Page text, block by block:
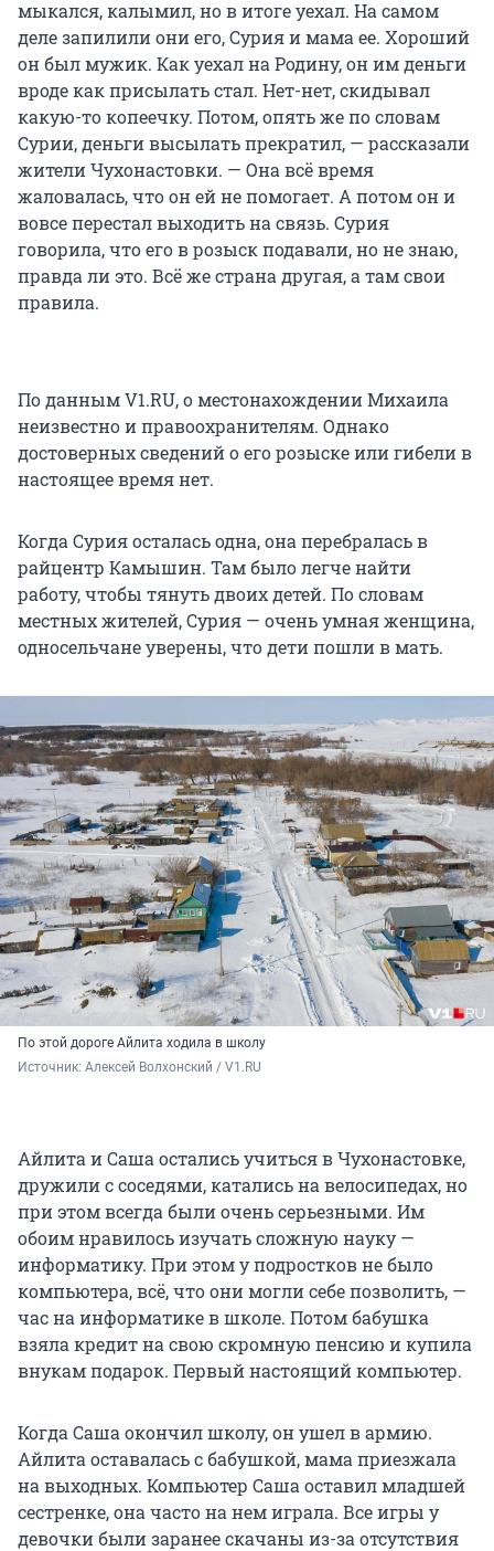
мыкался, калымил, но в итоге уехал. На самом
деле запилили они его, Сурия и мама ее. Хороший
он был мужик. Как уехал на Родину, он им деньги
вроде как присылать стал. Нет-нет, скидывал
какую-то копеечку. Потом, опять же по словам
Сурии, деньги высылать прекратил, — рассказали
жители Чухонастовки. — Она всё время
жаловалась, что он ей не помогает. А потом он и
вовсе перестал выходить на связь. Сурия
говорила, что его в розыск подавали, но не знаю,
правда ли это. Всё же страна другая, а там свои
правила.
По данным V1.RU, о местонахождении Михаила
неизвестно и правоохранителям. Однако
достоверных сведений о его розыске или гибели в
настоящее время нет.
Когда Сурия осталась одна, она перебралась в
райцентр Камышин. Там было легче найти
работу, чтобы тянуть двоих детей. По словам
местных жителей, Сурия — очень умная женщина,
односельчане уверены, что дети пошли в мать.
По этой дороге Айлита ходила в школу
Источник: Алексей Волхонский / V1.RU
Айлита и Саша остались учиться в Чухонастовке,
дружили с соседями, катались на велосипедах, но
при этом всегда были очень серьезными. Им
обоим нравилось изучать сложную науку —
информатику. При этом у подростков не было
компьютера, всё, что они могли себе позволить, —
час на информатике в школе. Потом бабушка
взяла кредит на свою скромную пенсию и купила
внукам подарок. Первый настоящий компьютер.
Когда Саша окончил школу, он ушел в армию.
Айлита оставалась с бабушкой, мама приезжала
на выходных. Компьютер Саша оставил младшей
сестренке, она часто на нем играла. Все игры у
девочки были заранее скачаны из-за отсутствия